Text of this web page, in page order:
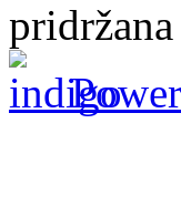
pridržana